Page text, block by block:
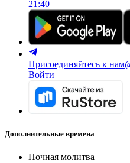
21:40
Присоединяйтесь к нам
Войти
Дополнительные времена
Ночная молитва